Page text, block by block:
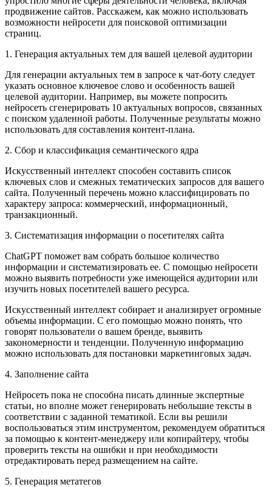
продвижение сайтов. Расскажем, как можно использовать
возможности нейросети для поисковой оптимизации
страниц.
1. Генерация актуальных тем для вашей целевой аудитории
Для генерации актуальных тем в запросе к чат-боту следует
указать основное ключевое слово и особенность вашей
целевой аудитории. Например, вы можете попросить
нейросеть сгенерировать 10 актуальных вопросов, связанных
с поиском удаленной работы. Полученные результаты можно
использовать для составления контент-плана.
2. Сбор и классификация семантического ядра
Искусственный интеллект способен составить список
ключевых слов и смежных тематических запросов для вашего
сайта. Полученный перечень можно классифицировать по
характеру запроса: коммерческий, информационный,
транзакционный.
3. Систематизация информации о посетителях сайта
ChatGPT поможет вам собрать большое количество
информации и систематизировать ее. С помощью нейросети
можно выявить потребности уже имеющейся аудитории или
изучить новых посетителей вашего ресурса.
Искусственный интеллект собирает и анализирует огромные
объемы информации. С его помощью можно понять, что
говорят пользователи о вашем бренде, выявить
закономерности и тенденции. Полученную информацию
можно использовать для постановки маркетинговых задач.
4. Заполнение сайта
Нейросеть пока не способна писать длинные экспертные
статьи, но вполне может генерировать небольшие тексты в
соответствии с заданной тематикой. Если вы решили
воспользоваться этим инструментом, рекомендуем обратиться
за помощью к контент-менеджеру или копирайтеру, чтобы
проверить тексты на ошибки и при необходимости
отредактировать перед размещением на сайте.
5. Генерация метатегов